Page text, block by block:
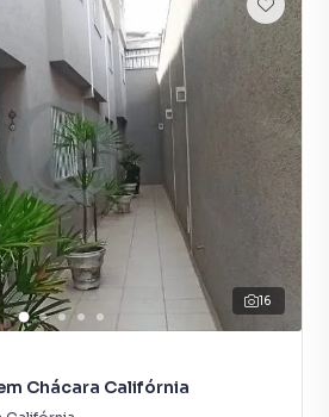
16
Chácara Califórnia